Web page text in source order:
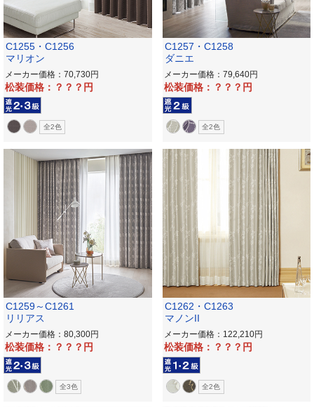
C1255・C1256
マリオン
メーカー価格：70,730
松装価格：？？？
全2色
C1257・C1258
ダニエ
メーカー価格：79,640
松装価格：？？？
全2色
C1259～C1261
リリアス
メーカー価格：80,300
松装価格：？？？
全3色
C1262・C1263
マノンII
メーカー価格：122,210
松装価格：？？？
全2色